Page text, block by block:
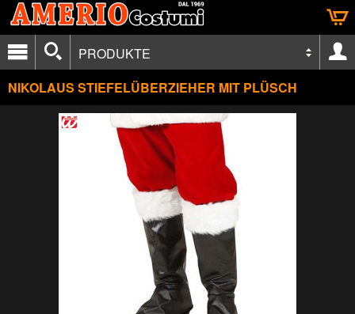
PRODUKTE
NIKOLAUS STIEFELÜBERZIEHER MIT PLÜSCH